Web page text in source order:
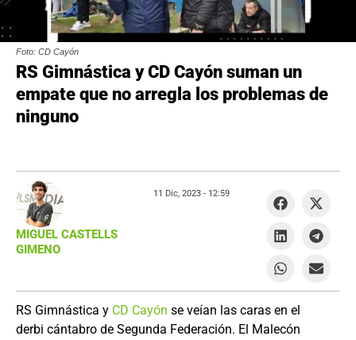
Foto: CD Cayón
RS Gimnástica y CD Cayón suman un
empate que no arregla los problemas de
ninguno
RS Gimnástica y CD Cayón se veían las caras en el
derbi cántabro de Segunda Federación. El Malecón
MIGUEL CASTELLS
GIMENO
11 Dic, 2023 - 12:59